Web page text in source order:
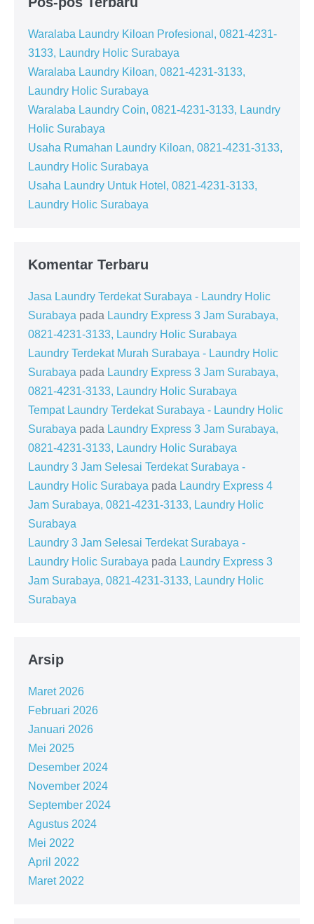
Waralaba Laundry Kiloan Profesional, 0821-4231-
3133, Laundry Holic Surabaya
Waralaba Laundry Kiloan, 0821-4231-3133,
Laundry Holic Surabaya
Waralaba Laundry Coin, 0821-4231-3133, Laundry
Holic Surabaya
Usaha Rumahan Laundry Kiloan, 0821-4231-3133,
Laundry Holic Surabaya
Usaha Laundry Untuk Hotel, 0821-4231-3133,
Laundry Holic Surabaya
Komentar Terbaru
Jasa Laundry Terdekat Surabaya - Laundry Holic
Surabaya pada Laundry Express 3 Jam Surabaya,
0821-4231-3133, Laundry Holic Surabaya
Laundry Terdekat Murah Surabaya - Laundry Holic
Surabaya pada Laundry Express 3 Jam Surabaya,
0821-4231-3133, Laundry Holic Surabaya
Tempat Laundry Terdekat Surabaya - Laundry Holic
Surabaya pada Laundry Express 3 Jam Surabaya,
0821-4231-3133, Laundry Holic Surabaya
Laundry 3 Jam Selesai Terdekat Surabaya -
Laundry Holic Surabaya pada Laundry Express 4
Jam Surabaya, 0821-4231-3133, Laundry Holic
Surabaya
Laundry 3 Jam Selesai Terdekat Surabaya -
Laundry Holic Surabaya pada Laundry Express 3
Jam Surabaya, 0821-4231-3133, Laundry Holic
Surabaya
Arsip
Maret 2026
Februari 2026
Januari 2026
Mei 2025
Desember 2024
November 2024
September 2024
Agustus 2024
Mei 2022
April 2022
Maret 2022